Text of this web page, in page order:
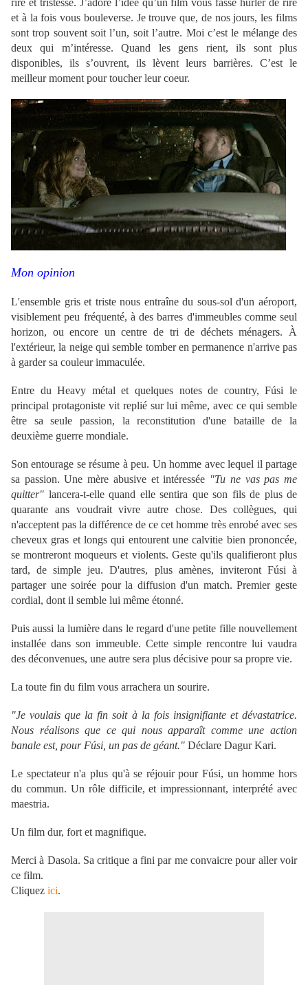
rire et tristesse. J’adore l’idée qu’un film vous fasse hurler de rire
et à la fois vous bouleverse. Je trouve que, de nos jours, les films
sont trop souvent soit l’un, soit l’autre. Moi c’est le mélange des
deux qui m’intéresse. Quand les gens rient, ils sont plus
disponibles, ils s’ouvrent, ils lèvent leurs barrières. C’est le
meilleur moment pour toucher leur coeur.
Mon opinion
L'ensemble gris et triste nous entraîne du sous-sol d'un aéroport,
visiblement peu fréquenté, à des barres d'immeubles comme seul
horizon, ou encore un centre de tri de déchets ménagers. À
l'extérieur, la neige qui semble tomber en permanence n'arrive pas
à garder sa couleur immaculée.
Entre du Heavy métal et quelques notes de country, Fúsi le
principal protagoniste vit replié sur lui même, avec ce qui semble
être sa seule passion, la reconstitution d'une bataille de la
deuxième guerre mondiale.
Son entourage se résume à peu. Un homme avec lequel il partage
sa passion. Une mère abusive et intéressée "Tu ne vas pas me
quitter" lancera-t-elle quand elle sentira que son fils de plus de
quarante ans voudrait vivre autre chose. Des collègues, qui
n'acceptent pas la différence de ce cet homme très enrobé avec ses
cheveux gras et longs qui entourent une calvitie bien prononcée,
se montreront moqueurs et violents. Geste qu'ils qualifieront plus
tard, de simple jeu. D'autres, plus amènes, inviteront Fúsi à
partager une soirée pour la diffusion d'un match. Premier geste
cordial, dont il semble lui même étonné.
Puis aussi la lumière dans le regard d'une petite fille nouvellement
installée dans son immeuble. Cette simple rencontre lui vaudra
des déconvenues, une autre sera plus décisive pour sa propre vie.
La toute fin du film vous arrachera un sourire.
"Je voulais que la fin soit à la fois insignifiante et dévastatrice.
Nous réalisons que ce qui nous apparaît comme une action
banale est, pour Fúsi, un pas de géant." Déclare Dagur Kari.
Le spectateur n'a plus qu'à se réjouir pour Fúsi, un homme hors
du commun. Un rôle difficile, et impressionnant, interprété avec
maestria.
Un film dur, fort et magnifique.
Merci à Dasola. Sa critique a fini par me convaicre pour aller voir
ce film.
Cliquez ici.